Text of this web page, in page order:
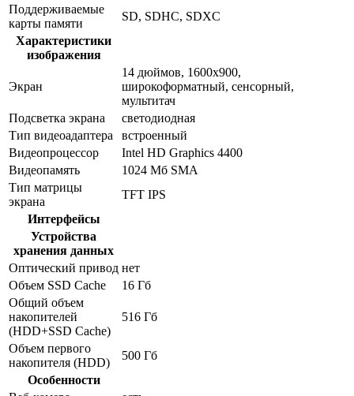
Поддерживаемые
карты памяти
SD, SDHC, SDXC
Характеристики
изображения
Экран
14 дюймов, 1600x900,
широкоформатный, сенсорный,
мультитач
Подсветка экрана
светодиодная
Тип видеоадаптера
встроенный
Видеопроцессор
Intel HD Graphics 4400
Видеопамять
1024 Мб SMA
Тип матрицы
экрана
TFT IPS
Интерфейсы
Устройства
хранения данных
Оптический привод нет
Объем SSD Cache
16 Гб
Общий объем
накопителей
(HDD+SSD Cache)
516 Гб
Объем первого
накопителя (HDD)
500 Гб
Особенности